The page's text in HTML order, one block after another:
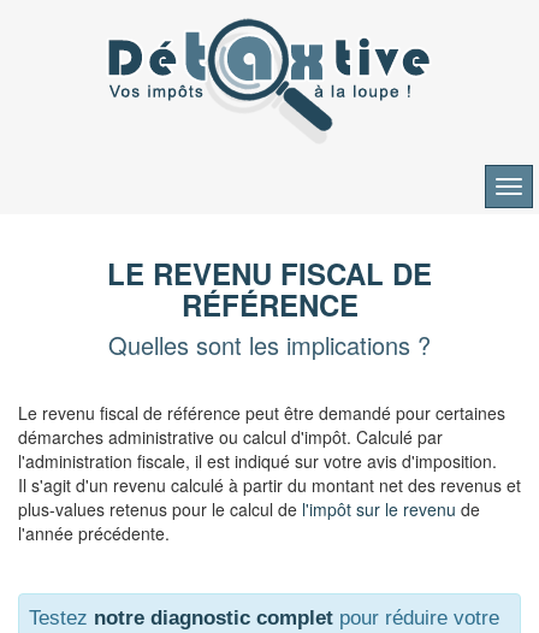
LE REVENU FISCAL DE
RÉFÉRENCE
Quelles sont les implications ?
Le revenu fiscal de référence peut être demandé pour certaines
démarches administrative ou calcul d'impôt. Calculé par
l'administration fiscale, il est indiqué sur votre avis d'imposition.
Il s'agit d'un revenu calculé à partir du montant net des revenus et
plus-values retenus pour le calcul de l'impôt sur le revenu de
l'année précédente.
Testez notre diagnostic complet pour réduire votre